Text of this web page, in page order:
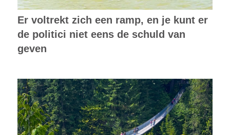
Mensen bereiken buiten de groene